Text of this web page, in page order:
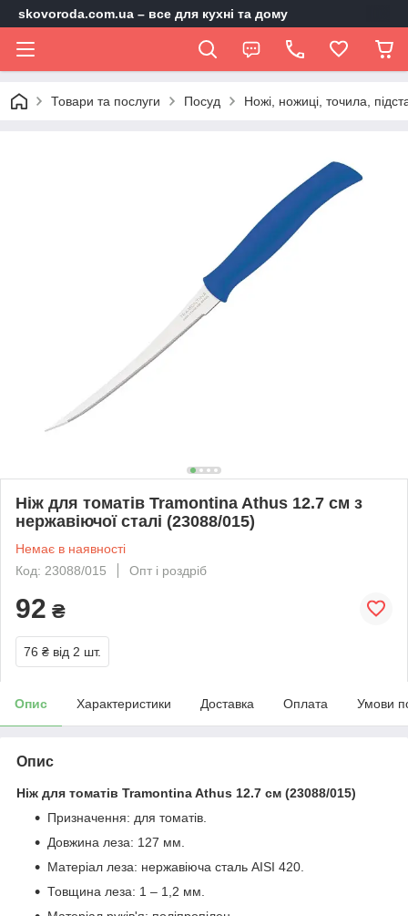
skovoroda.com.ua – все для кухні та дому
Товари та послуги Посуд Ножі, ножиці, точила,
Ніж для томатів Tramontina Athus 12.7 см з
нержавіючої сталі (23088/015)
Немає в наявності
Код: 23088/015
Опт і роздріб
92 ₴
76 ₴ від 2 шт.
Опис Характеристики Доставка Оплата Умови
Опис
Ніж для томатів Tramontina Athus 12.7 см (23088/015)
Призначення: для томатів.
Довжина леза: 127 мм.
Матеріал леза: нержавіюча сталь AISI 420.
Товщина леза: 1 – 1,2 мм.